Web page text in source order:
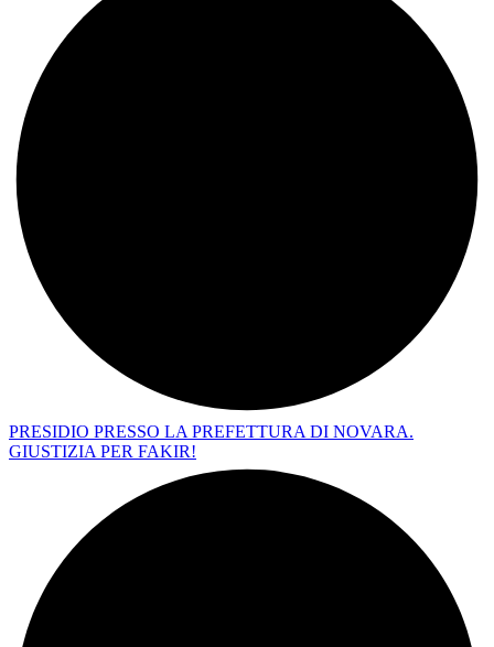
PRESIDIO PRESSO LA PREFETTURA DI NOVARA.
GIUSTIZIA PER FAKIR!